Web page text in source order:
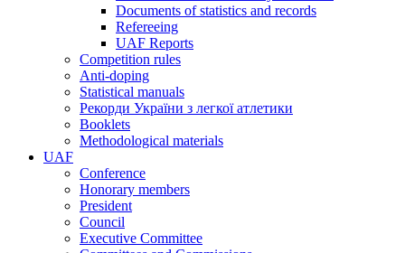
Documents of statistics and records
Refereeing
UAF Reports
Competition rules
Anti-doping
Statistical manuals
Рекорди України з легкої атлетики
Booklets
Methodological materials
UAF
Conference
Honorary members
President
Council
Executive Committee